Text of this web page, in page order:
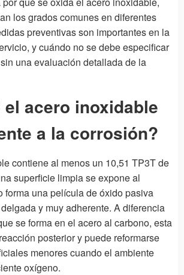
los grados comunes en diferentes
preventivas son importantes en la
y cuándo no se debe especificar
una evaluación detallada de la
el acero inoxidable
a la corrosión?
contiene al menos un 10,51 TP3T de
superficie limpia se expone al
forma una película de óxido pasiva
y muy adherente. A diferencia
se forma en el acero al carbono, esta
posterior y puede reformarse
menores cuando el ambiente
oxígeno.